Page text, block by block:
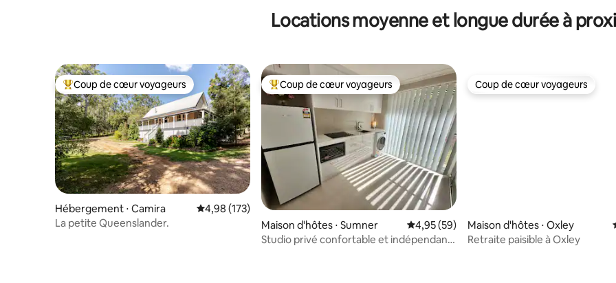
Locations moyenne et longue durée à
Coups de cœur voyageurs les plus appréciés
Coup de cœur voyageurs
Hébergement ⋅ Camira Évaluation moyenne sur la base de 173 commentaires : 4,98 sur 5
4,98 (173)
La petite Queenslander.
Coups de cœur voyageurs les plus appréciés
Coup de cœur voyageurs
Maison d'hôtes ⋅ Sumner Évaluation moyenne sur la base de 59
4,95 (59)
Studio privé confortable et indépendant
Coup de cœur voyageurs
Coup de cœur voyageurs
Maison d'hôtes ⋅ Oxley
Retraite paisible à Oxley